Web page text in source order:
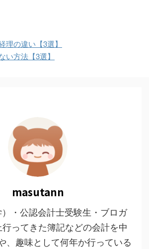
理の違い【3選】
い方法【3選】
masutann
・公認会計士受験生・ブロガ
ってきた簿記などの会計を中
、趣味として何年か行っている